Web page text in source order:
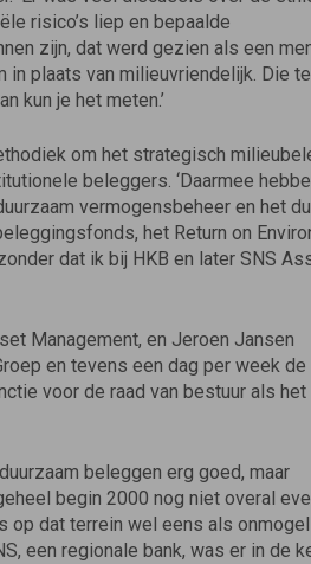
risico’s liep en bepaalde
zijn, dat werd gezien als een
plaats van milieuvriendelijk. Die
kun je het meten.’
om het strategisch
beleggers. ‘Daarmee
vermogensbeheer en het
het Return on
dat ik bij HKB en later SNS
Management, en Jeroen Jansen
en tevens een dag per week
voor de raad van bestuur als het
beleggen erg goed, maar
begin 2000 nog niet overal
op dat terrein wel eens als
een regionale bank, was er in de